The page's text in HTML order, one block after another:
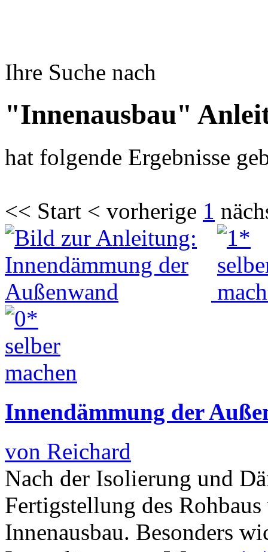
Ihre Suche nach
"Innenausbau"
hat folgende Ergebnisse
<< Start < vorherige 1
Innendämmung der
von Reichard
Nach der Isolierung und
Fertigstellung des
Innenausbau. Besonders